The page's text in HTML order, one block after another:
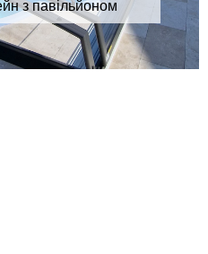
з павільйоном